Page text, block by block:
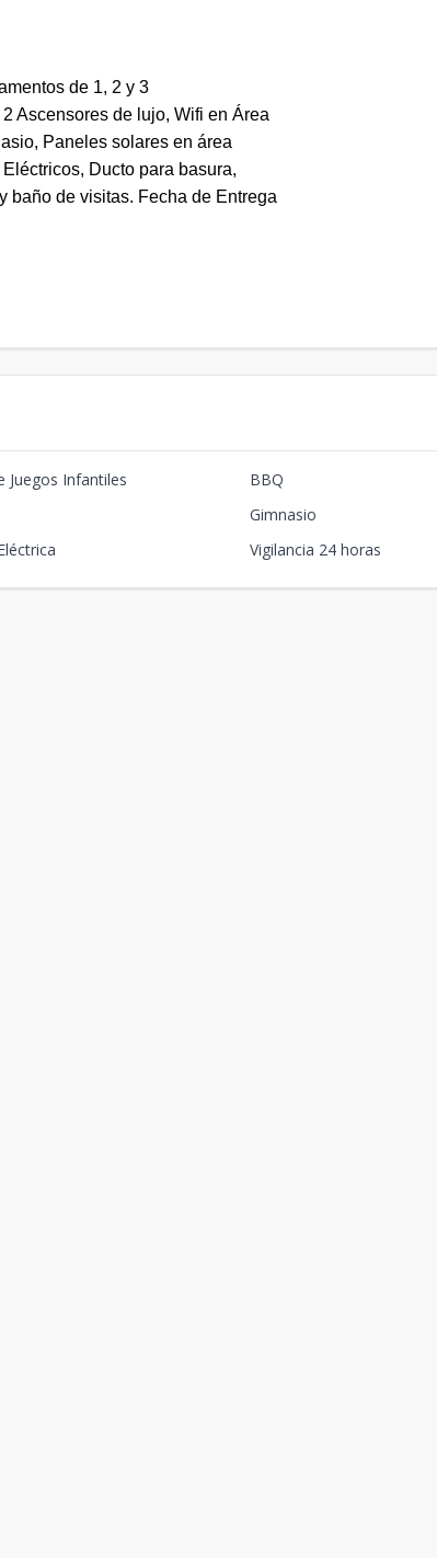
de 1, 2 y 3
Ascensores de lujo, Wifi en Área
Paneles solares en área
Ducto para basura,
baño de visitas. Fecha de Entrega
Juegos Infantiles
BBQ
Gimnasio
Vigilancia 24 horas